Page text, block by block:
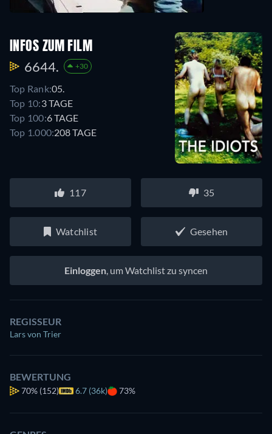
INFOS ZUM FILM
6644. +30
Top Rank:05.
Top 10:3 TAGE
Top 100:6 TAGE
Top 1.000:208 TAGE
117 35
Watchlist Gesehen
Einloggen, um Watchlist zu syncen
REGISSEUR
Lars von Trier
BEWERTUNG
70% (152) 6.7 (36k) 73%